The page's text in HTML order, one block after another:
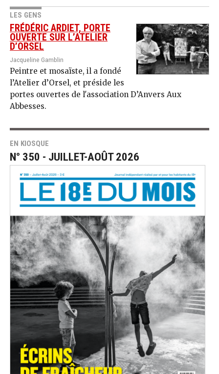
LES GENS
FRÉDÉRIC ARDIET, PORTE
OUVERTE SUR L’ATELIER
D’ORSEL
Jacqueline Gamblin
Peintre et mosaïste, il a fondé
l’Atelier d’Orsel, et préside les
portes ouvertes de l'association D’Anvers Aux
Abbesses.
EN KIOSQUE
N° 350 - JUILLET-AOÛT 2026